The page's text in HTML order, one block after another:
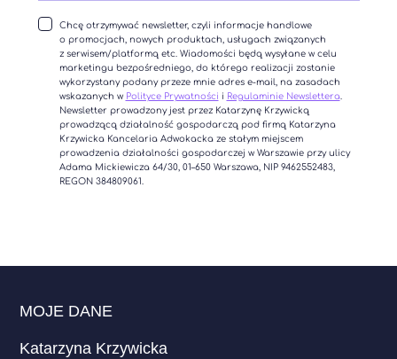
Chcę otrzymywać newsletter, czyli informacje handlowe
o promocjach, nowych produktach, usługach związanych
z serwisem/platformą etc. Wiadomości będą wysyłane w celu
marketingu bezpośredniego, do którego realizacji zostanie
wykorzystany podany przeze mnie adres e-mail, na zasadach
wskazanych w Polityce Prywatności i Regulaminie Newslettera.
Newsletter prowadzony jest przez Katarzynę Krzywicką
prowadzącą działalność gospodarczą pod firmą Katarzyna
Krzywicka Kancelaria Adwokacka ze stałym miejscem
prowadzenia działalności gospodarczej w Warszawie przy ulicy
Adama Mickiewicza 64/30, 01–650 Warszawa, NIP 9462552483,
REGON 384809061.
MOJE DANE
Katarzyna Krzywicka